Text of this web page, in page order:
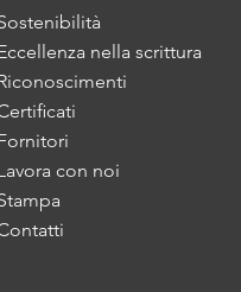
nella scrittura
con noi